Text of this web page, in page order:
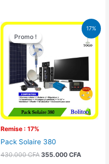
17%
Promo !
Remise : 17%
Promo !
Pack Solaire 380
430.000CFA
Le
initial
était :
430.000 CFA.
355.000 CFA
Le
prix
actuel
355.000